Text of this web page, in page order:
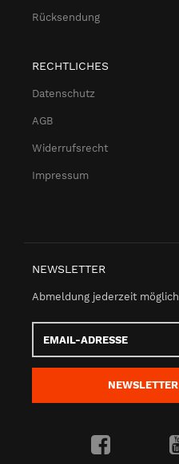
Rücksendung
RECHTLICHES
Datenschutz
AGB
Widerrufsrecht
Impressum
NEWSLETTER
Abmeldung jederzeit möglich
Adresse
NEWSLETTER